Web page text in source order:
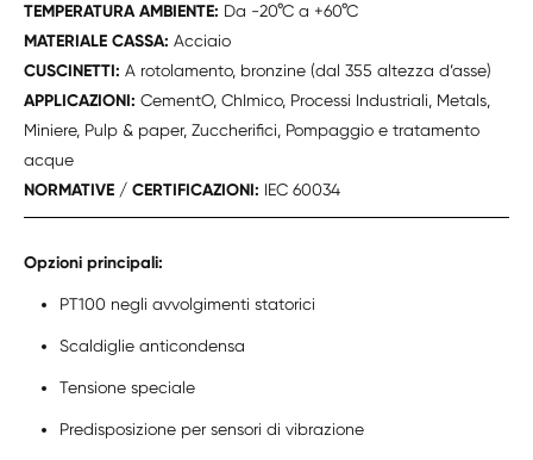
TEMPERATURA AMBIENTE: Da -20°C a +60°C
MATERIALE CASSA: Acciaio
CUSCINETTI: A rotolamento, bronzine (dal 355 altezza d’asse)
APPLICAZIONI: CementO, ChImico, Processi Industriali, Metals,
Miniere, Pulp & paper, Zuccherifici, Pompaggio e tratamento
acque
NORMATIVE / CERTIFICAZIONI: IEC 60034
Opzioni principali:
PT100 negli avvolgimenti statorici
Scaldiglie anticondensa
Tensione speciale
Predisposizione per sensori di vibrazione